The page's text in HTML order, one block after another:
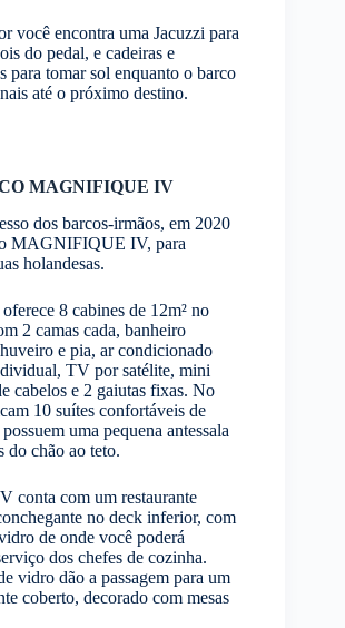
você encontra uma Jacuzzi para
do pedal, e cadeiras e
para tomar sol enquanto o barco
até o próximo destino.
MAGNIFIQUE IV
dos barcos-irmãos, em 2020
MAGNIFIQUE IV, para
holandesas.
8 cabines de 12m² no
2 camas cada, banheiro
e pia, ar condicionado
TV por satélite, mini
cabelos e 2 gaiutas fixas. No
10 suítes confortáveis de
uma pequena antessala
do chão ao teto.
conta com um restaurante
no deck inferior, com
de onde você poderá
dos chefes de cozinha.
vidro dão a passagem para um
coberto, decorado com mesas